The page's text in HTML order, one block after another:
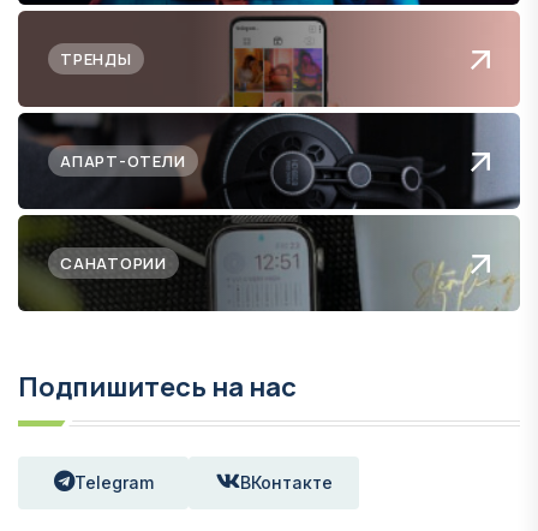
ТРЕНДЫ
АПАРТ-ОТЕЛИ
САНАТОРИИ
Подпишитесь на нас
Telegram ВКонтакте